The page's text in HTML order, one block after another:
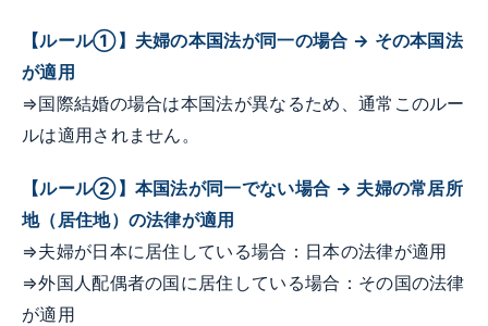
【ルール①】夫婦の本国法が同一の場合 → その本国法
が適用
⇒国際結婚の場合は本国法が異なるため、通常このルー
ルは適用されません。
【ルール②】本国法が同一でない場合 → 夫婦の常居所
地（居住地）の法律が適用
⇒夫婦が日本に居住している場合：日本の法律が適用
⇒外国人配偶者の国に居住している場合：その国の法律
が適用